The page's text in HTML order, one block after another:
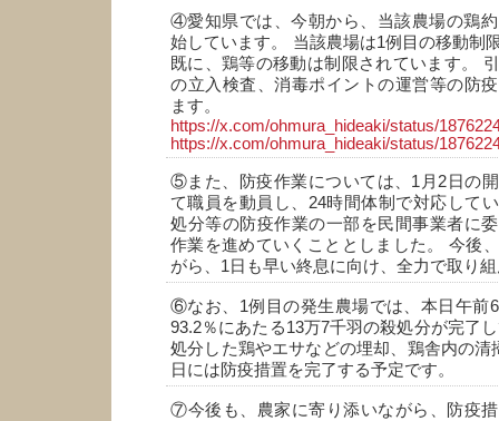
④愛知県では、今朝から、当該農場の鶏
始しています。 当該農場は1例目の移動制
既に、鶏等の移動は制限されています。
の立入検査、消毒ポイントの運営等の防
ます。
https://x.com/ohmura_hideaki/status/
https://x.com/ohmura_hideaki/status/
⑤また、防疫作業については、1月2日の
て職員を動員し、24時間体制で対応して
処分等の防疫作業の一部を民間事業者に
作業を進めていくこととしました。 今後
がら、1日も早い終息に向け、全力で取り
⑥なお、1例目の発生農場では、本日午前
93.2％にあたる13万7千羽の殺処分が完了
処分した鶏やエサなどの埋却、鶏舎内の清
日には防疫措置を完了する予定です。
⑦今後も、農家に寄り添いながら、防疫